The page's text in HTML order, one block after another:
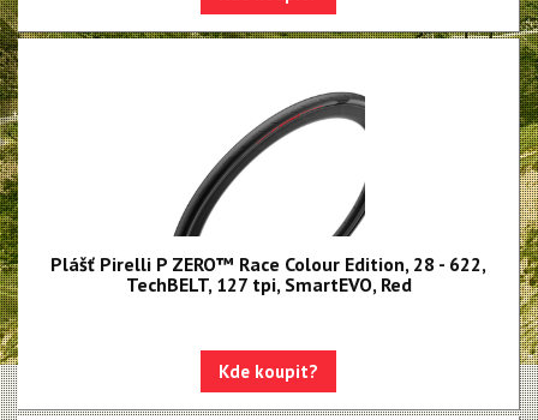
Trekingové a městské
Duše butyl
Plášť Pirelli P ZERO™ Race Colour Edition, 28 - 622,
TechBELT, 127 tpi, SmartEVO, Red
Kde koupit?